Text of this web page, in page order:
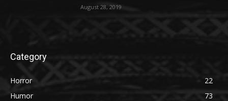
August 28, 2019
Category
Horror
22
Humor
73